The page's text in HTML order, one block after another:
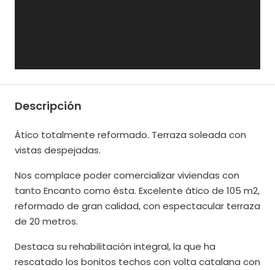
Descripción
Ático totalmente reformado. Terraza soleada con
vistas despejadas.
Nos complace poder comercializar viviendas con
tanto Encanto como ésta. Excelente ático de 105 m2,
reformado de gran calidad, con espectacular terraza
de 20 metros.
Destaca su rehabilitación integral, la que ha
rescatado los bonitos techos con volta catalana con